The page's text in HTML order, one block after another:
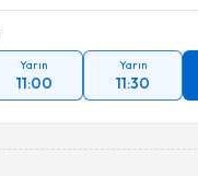
Yarın
11:00
Yarın
11:30